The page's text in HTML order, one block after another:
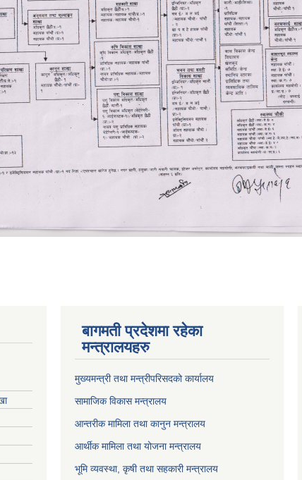
बागमती प्रदेशमा रहेका
मन्त्रालयहरु
मुख्यमन्त्री तथा मन्त्रीपरिसदको कार्यालय
सामाजिक विकास मन्त्रालय
आन्तरीक मामिला तथा कानुन मन्त्रालय
आर्थीक मामिला तथा योजना मन्त्रालय
भूमि व्यवस्था, कृषी तथा सहकारी मन्त्रालय